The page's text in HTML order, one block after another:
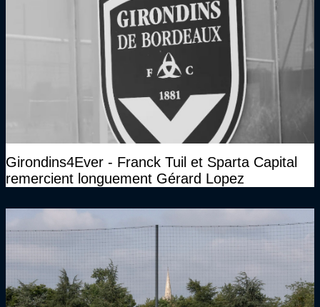
Girondins4Ever - Franck Tuil et Sparta Capital
remercient longuement Gérard Lopez